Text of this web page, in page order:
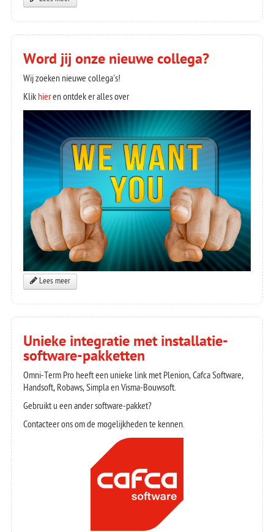
Word jij onze nieuwe collega?
Wij zoeken nieuwe collega's!
Klikhieren ontdek er alles over
Lees meer
Unieke integratie met installatie-
software-pakketten
Omni-Term Pro heeft een unieke link met Plenion, Cafca Software,
Handsoft, Robaws, Simpla en Visma-Bouwsoft.
Gebruikt u een ander software-pakket?
Contacteer ons om de mogelijkheden te kennen.